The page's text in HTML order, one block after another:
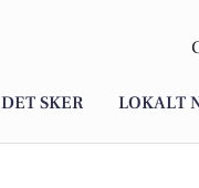
DET SKER LOKALT